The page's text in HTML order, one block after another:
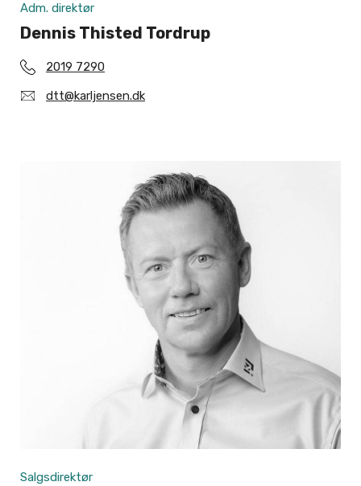
Adm. direktør
Dennis Thisted Tordrup
2019 7290
dtt@karljensen.dk
Salgsdirektør